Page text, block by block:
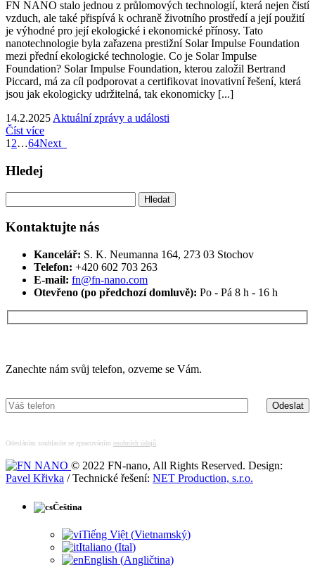
FN NANO stalo jednou z průlomových technologií, která nejen čistí
vzduch, ale také přispívá k ochraně životního prostředí a její použití
je výhodné pro její ekologické i ekonomické přínosy. Tato
nanotechnologie byla zařazena prestižní Solar Impulse Foundation
mezi přední ekologické technologie. Co je Solar Impulse
Foundation? Solar Impulse Foundation, kterou založil Bertrand
Piccard, má za cíl podporovat a certifikovat inovativní řešení, která
jsou jak ekologicky udržitelná, tak ekonomicky [...]
14.2.2025 Aktuální zprávy a události
Číst více
1 2…64Next
Hledej
Kontaktujte nás
Kancelář: S. K. Neumanna 164, 273 03 Stochov
Telefon: +420 ‭602 703 263‬
E-mail: fn@fn-nano.com
Otevřeno (po předchozí domluvě): Po - Pá 8 h - 16 h
Zanechte nám svůj telefon, ozveme se Vám.
Odesláním souhlasíte se zpracováním osobních údajů
© 2022 FN-nano, All Rights Reserved. Design:
Pavel Křivka / Technické řešení: NET Production, s.r.o.
Čeština
Tiếng Việt (Vietnamský)
Italiano (Ital)
English (Angličtina)